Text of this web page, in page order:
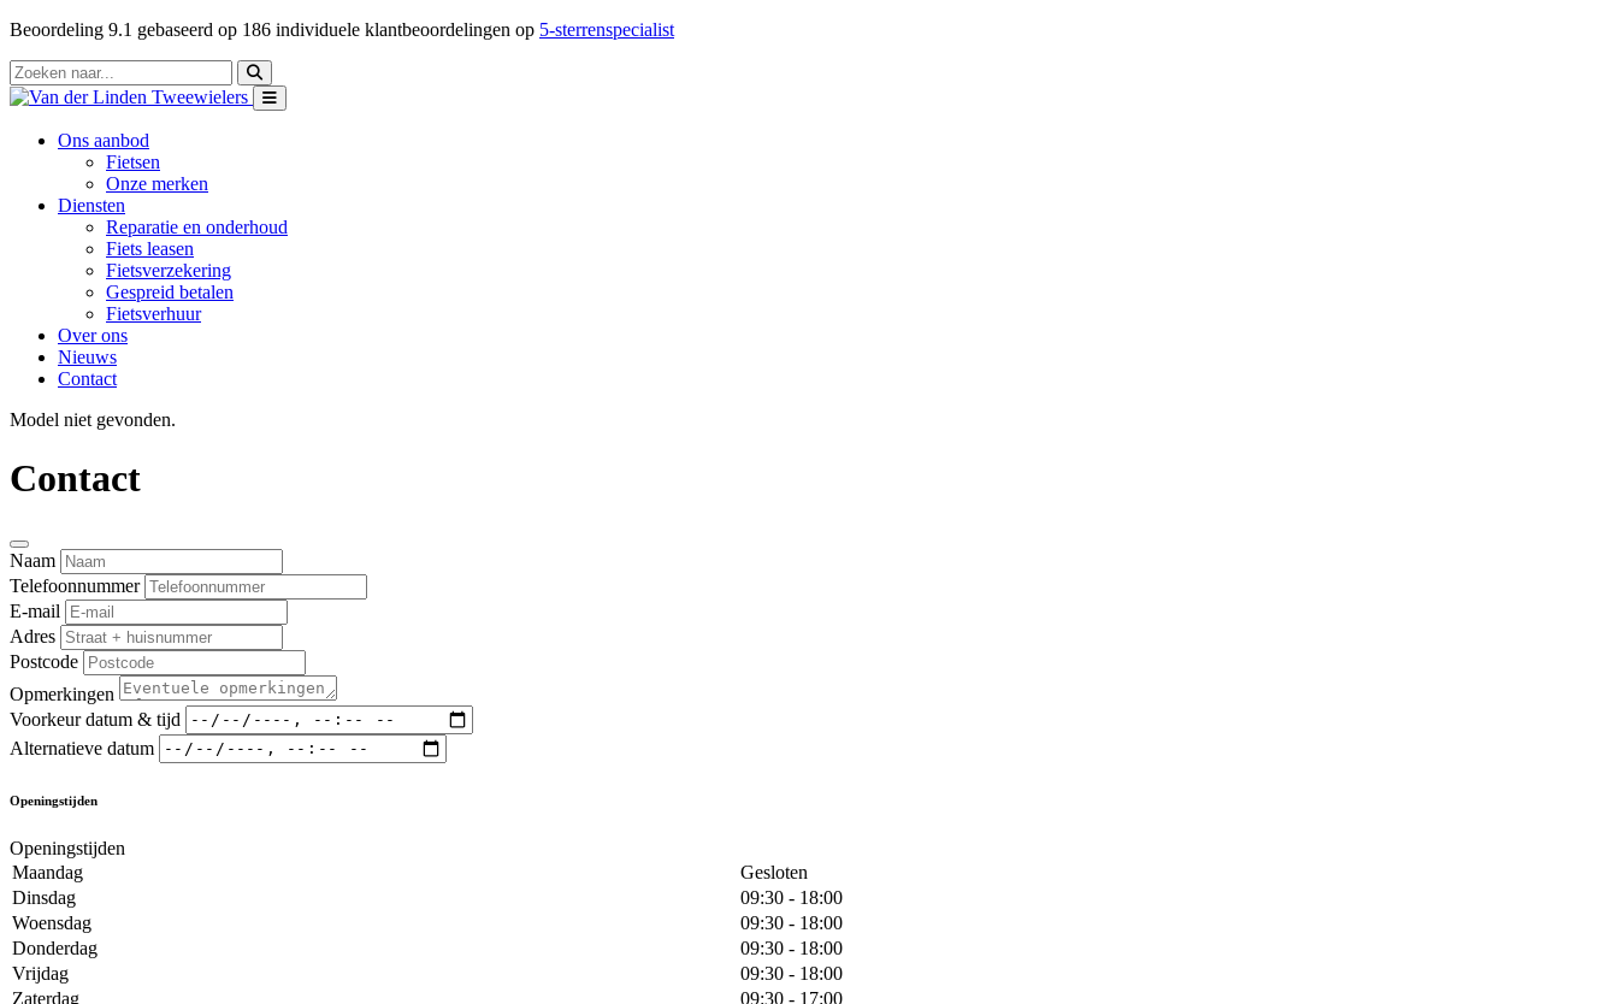
Beoordeling 9.1 gebaseerd op 186 individuele klantbeoordelingen op 5-sterrenspecialist
Ons aanbod
Fietsen
Onze merken
Diensten
Reparatie en onderhoud
Fiets leasen
Fietsverzekering
Gespreid betalen
Fietsverhuur
Over ons
Nieuws
Contact
Model niet gevonden.
Contact
Naam
Telefoonnummer
E-mail
Adres
Postcode
Opmerkingen
Voorkeur datum & tijd
Alternatieve datum
Openingstijden
Openingstijden
Maandag
Gesloten
Dinsdag
09:30 - 18:00
Woensdag
09:30 - 18:00
Donderdag
09:30 - 18:00
Vrijdag
09:30 - 18:00
Zaterdag
09:30 - 17:00